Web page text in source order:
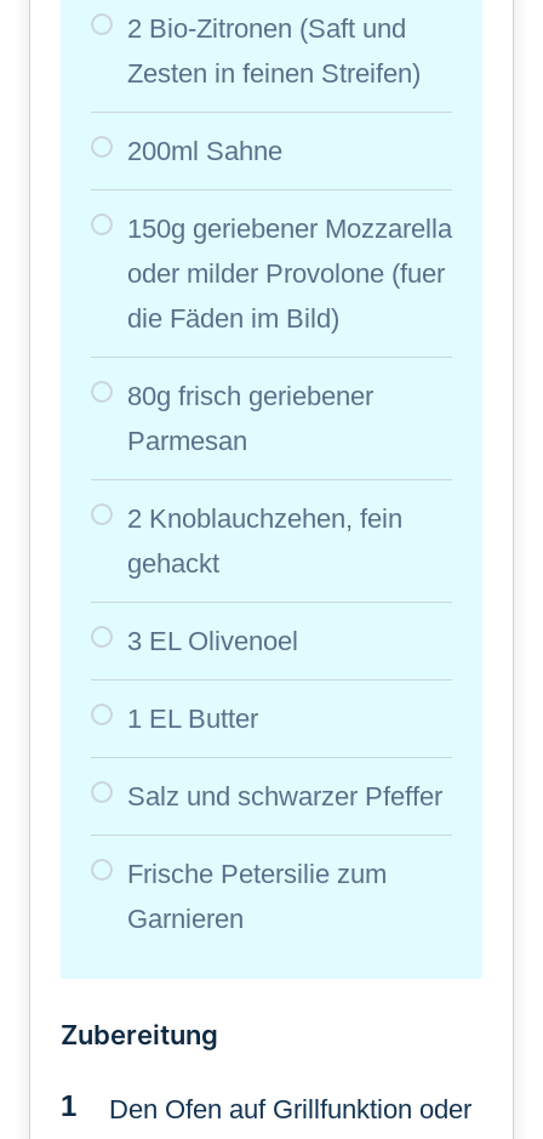
2 Bio-Zitronen (Saft und
Zesten in feinen Streifen)
200ml Sahne
150g geriebener Mozzarella
oder milder Provolone (fuer
die Fäden im Bild)
80g frisch geriebener
Parmesan
2 Knoblauchzehen, fein
gehackt
3 EL Olivenoel
1 EL Butter
Salz und schwarzer Pfeffer
Frische Petersilie zum
Garnieren
Zubereitung
Den Ofen auf Grillfunktion oder